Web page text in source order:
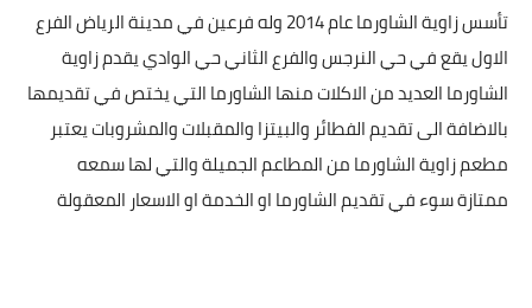
تأسس زاوية الشاورما عام 2014 وله فرعين في مدينة الرياض الفرع
الاول يقع في حي النرجس والفرع الثاني حي الوادي يقدم زاوية
الشاورما العديد من الاكلات منها الشاورما التي يختص في تقديمها
بالاضافة الى تقديم الفطائر والبيتزا والمقبلات والمشروبات يعتبر
مطعم زاوية الشاورما من المطاعم الجميلة والتي لها سمعه
ممتازة سوء في تقديم الشاورما او الخدمة او الاسعار المعقولة